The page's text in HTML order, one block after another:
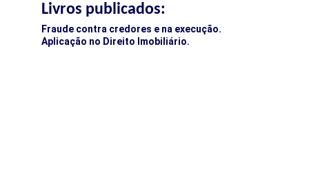
Livros publicados:
Fraude contra credores e na execução.
Aplicação no Direito Imobiliário.